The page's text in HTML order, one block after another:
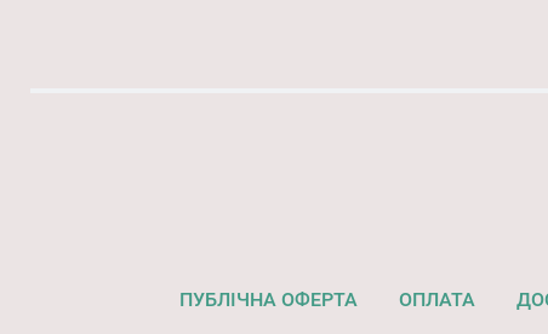
ПУБЛІЧНА ОФЕРТА ОПЛАТА